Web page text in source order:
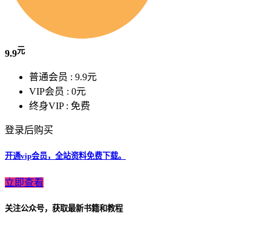
9.9元
普通会员 : 9.9元
VIP会员 : 0元
终身VIP : 免费
登录后购买
开通vip会员，全站资料免费下载。
立即查看
关注公众号，获取最新书籍和教程